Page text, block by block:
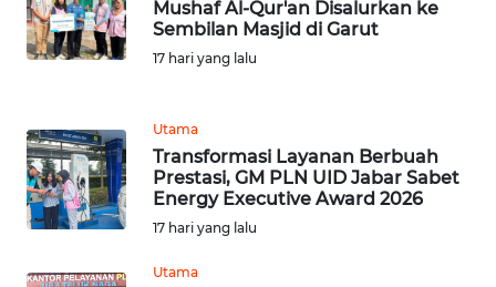
Mushaf Al-Qur'an Disalurkan ke
Sembilan Masjid di Garut
17 hari yang lalu
Utama
Transformasi Layanan Berbuah
Prestasi, GM PLN UID Jabar Sabet
Energy Executive Award 2026
17 hari yang lalu
Utama
WN
PURWAKARTA
PRIANGAN
TIMUR
WN